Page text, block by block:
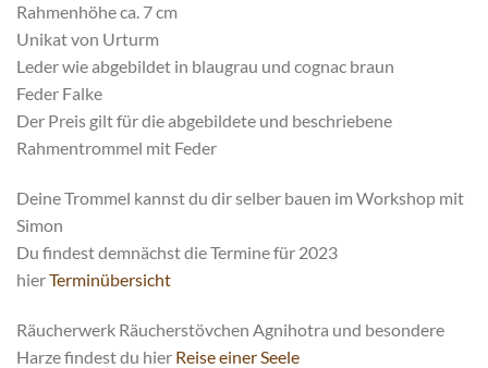
Rahmenhöhe ca. 7 cm
Unikat von Urturm
Leder wie abgebildet in blaugrau und cognac braun
Feder Falke
Der Preis gilt für die abgebildete und beschriebene
Rahmentrommel mit Feder
Deine Trommel kannst du dir selber bauen im Workshop mit
Simon
Du findest demnächst die Termine für 2023
hierTerminübersicht
Räucherwerk Räucherstövchen Agnihotra und besondere
Harze findest du hier Reise einer Seele